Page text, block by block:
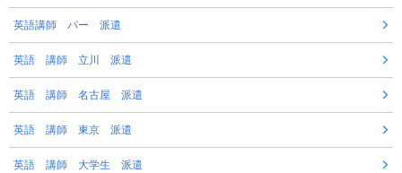
英語講師 パー 派遣
英語 講師 立川 派遣
英語 講師 名古屋 派遣
英語 講師 東京 派遣
英語 講師 大学生 派遣